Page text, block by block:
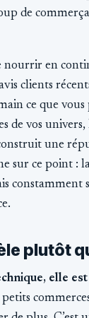
de
nourrir en
clients
ce que
de vos
une
sur ce point
plutôt
elle